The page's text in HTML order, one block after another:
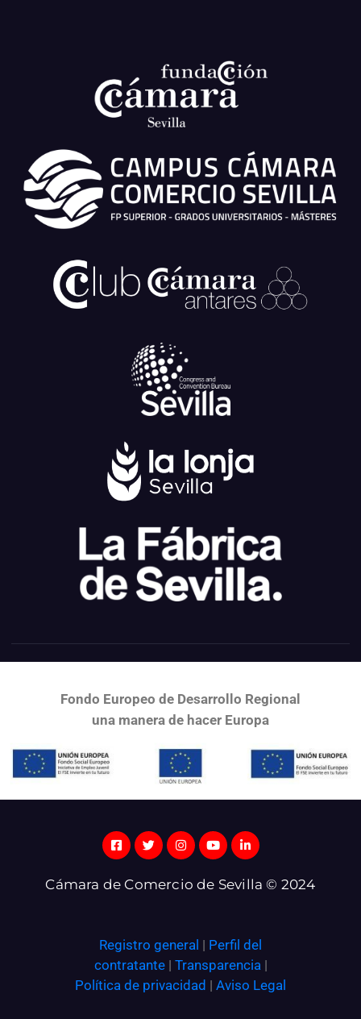
Fondo Europeo de Desarrollo Regional
una manera de hacer Europa
Cámara de Comercio de Sevilla © 2024
Registro general | Perfil del
contratante| Transparencia|
Política de privacidad | Aviso Legal